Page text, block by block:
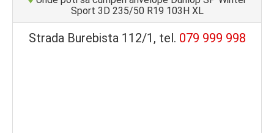
Sport 3D 235/50 R19 103H XL
Strada Burebista 112/1, tel. 079 999 998